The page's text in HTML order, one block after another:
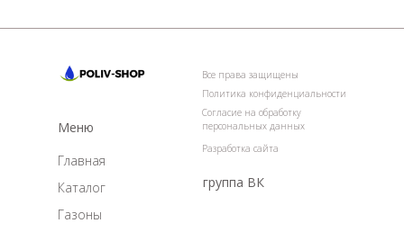
Главная
Все права защищены
Политика конфиденциальности
Разработка сайта
Согласие на обработку
персональных данных
Каталог
Газоны
Меню
группа ВК